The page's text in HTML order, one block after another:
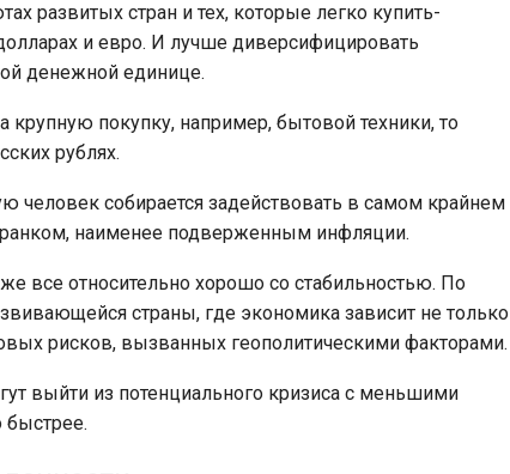
развитых стран и тех, которые легко купить-
и евро. И лучше диверсифицировать
денежной единице.
крупную покупку, например, бытовой техники, то
рублях.
человек собирается задействовать в самом крайнем
наименее подверженным инфляции.
все относительно хорошо со стабильностью. По
страны, где экономика зависит не только
рисков, вызванных геополитическими факторами.
выйти из потенциального кризиса с меньшими
быстрее.